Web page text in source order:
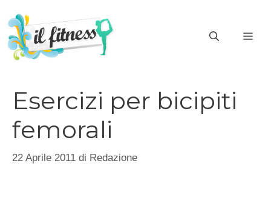
contenuto
Esercizi per bicipiti
femorali
22 Aprile 2011 di Redazione